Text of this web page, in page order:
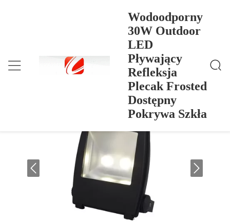
Wodoodporny
30W Outdoor
LED
Pływający
Refleksja
Plecak Frosted
Dostępny
Pokrywa Szkła
Wodoodporny 30W Outdoor LED Pływający Refleks
Wodoodporny 30W Outdoor LED
Pływający Refleksja Plecak Frosted
Dostępny Pokrywa Szkła